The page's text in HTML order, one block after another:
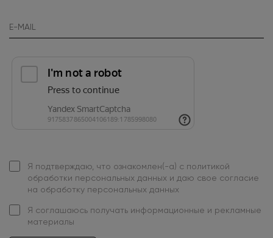
Я подтверждаю, что ознакомлен(-а) с политикой
обработки персональных данных и даю свое согласие
на обработку персональных данных
Я соглашаюсь получать информационные и рекламные
материалы